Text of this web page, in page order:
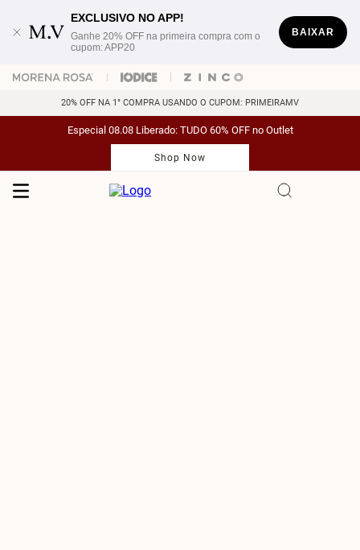
EXCLUSIVO NO APP!
Ganhe 20% OFF na primeira compra com o
cupom: APP20
BAIXAR
20% OFF NA 1° COMPRA USANDO O CUPOM: PRIMEIRAMV
Especial 08.08 Liberado: TUDO 60% OFF no Outlet
Shop Now